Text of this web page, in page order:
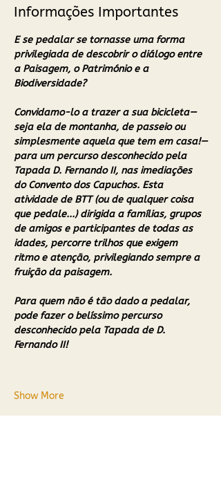
Informações Importantes
E se pedalar se tornasse uma forma
privilegiada de descobrir o diálogo entre
a Paisagem, o Património e a
Biodiversidade?
Convidamo-lo a trazer a sua bicicleta—
seja ela de montanha, de passeio ou
simplesmente aquela que tem em casa!—
para um percurso desconhecido pela
Tapada D. Fernando II, nas imediações
do Convento dos Capuchos. Esta
atividade de BTT (ou de qualquer coisa
que pedale...) dirigida a famílias, grupos
de amigos e participantes de todas as
idades, percorre trilhos que exigem
ritmo e atenção, privilegiando sempre a
fruição da paisagem.
Para quem não é tão dado a pedalar,
pode fazer o belíssimo percurso
desconhecido pela Tapada de D.
Fernando II!
Show More